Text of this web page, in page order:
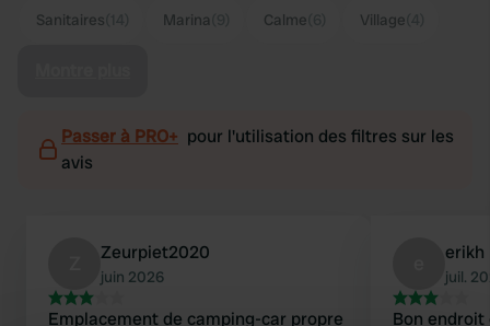
Sanitaires Marina Calme Village
Passer à PRO+ pour l'utilisation des filtres sur les
avis
Zeurpiet2020
juin 2026
Emplacement de camping-car propre
erikh
juil.
Bon endroit où